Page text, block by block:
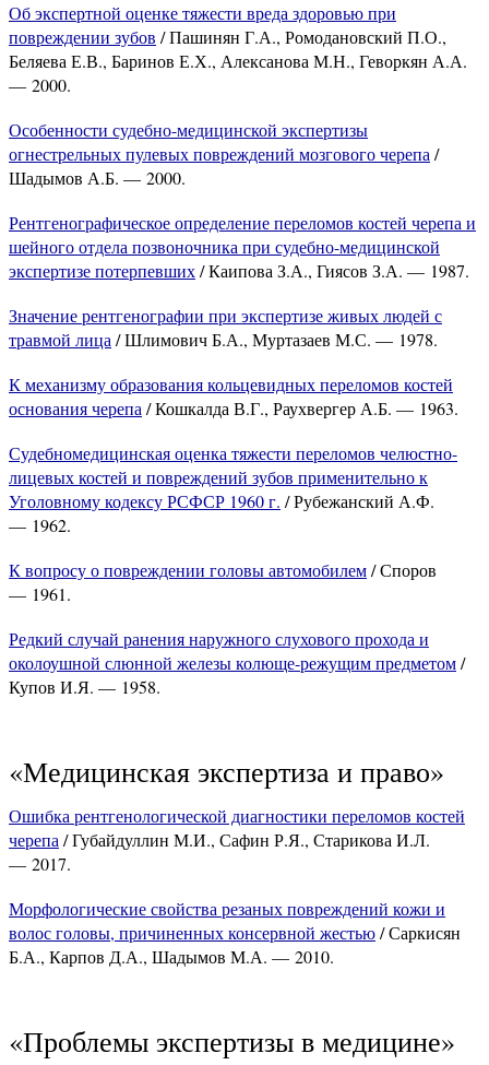
Об экспертной оценке тяжести вреда здоровью при
повреждении зубов / Пашинян Г.А., Ромодановский П.О.,
Беляева Е.В., Баринов Е.Х., Алексанова М.Н., Геворкян А.А.
— 2000.
Особенности судебно-медицинской экспертизы
огнестрельных пулевых повреждений мозгового черепа /
Шадымов А.Б. — 2000.
Рентгенографическое определение переломов костей черепа и
шейного отдела позвоночника при судебно-медицинской
экспертизе потерпевших/ Каипова З.А., Гиясов З.А. — 1987.
Значение рентгенографии при экспертизе живых людей с
травмой лица / Шлимович Б.А., Муртазаев М.С. — 1978.
К механизму образования кольцевидных переломов костей
основания черепа / Кошкалда В.Г., Раухвергер А.Б. — 1963.
Судебномедицинская оценка тяжести переломов челюстно-
лицевых костей и повреждений зубов применительно к
Уголовному кодексу РСФСР 1960 г. / Рубежанский А.Ф.
— 1962.
К вопросу о повреждении головы автомобилем/ Споров
— 1961.
Редкий случай ранения наружного слухового прохода и
околоушной слюнной железы колюще-режущим предметом/
Купов И.Я. — 1958.
«Медицинская экспертиза и право»
Ошибка рентгенологической диагностики переломов костей
черепа / Губайдуллин М.И., Сафин Р.Я., Старикова И.Л.
— 2017.
Морфологические свойства резаных повреждений кожи и
волос головы, причиненных консервной жестью/ Саркисян
Б.А., Карпов Д.А., Шадымов М.А. — 2010.
«Проблемы экспертизы в медицине»